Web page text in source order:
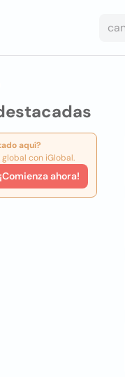
aquí?
con iGlobal.
¡Comienza ahora!